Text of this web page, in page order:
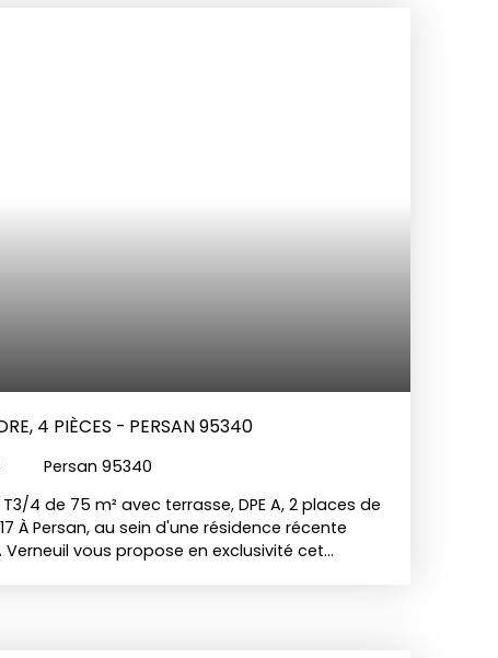
4 PIÈCES - PERSAN 95340
Persan 95340
4 de 75 m² avec terrasse, DPE A, 2 places de
À Persan, au sein d'une résidence récente
Verneuil vous propose en exclusivité cet